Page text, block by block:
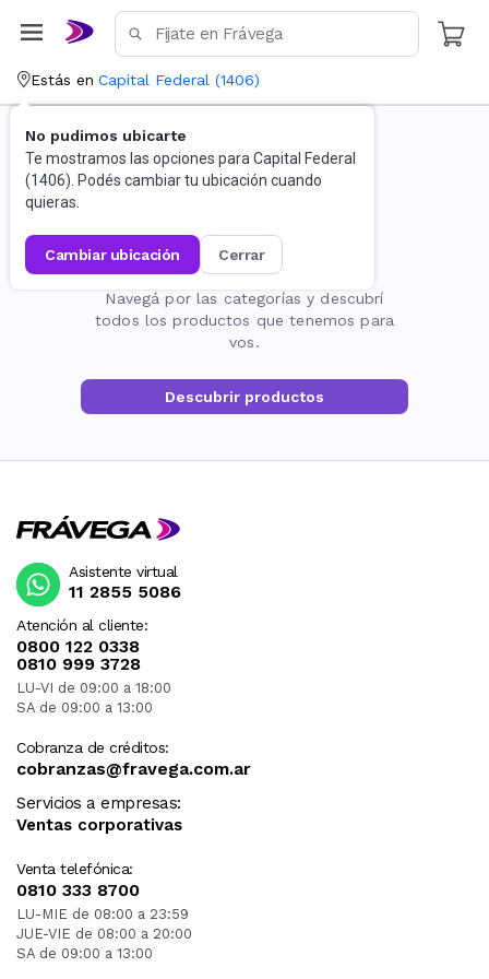
Estás en Capital Federal (1406)
No pudimos ubicarte
Te mostramos las opciones para Capital Federal
(1406). Podés cambiar tu ubicación cuando
quieras.
cambiar ubicación cerrar
La página no existe
Navegá por las categorías y descubrí
todos los productos que tenemos para
vos.
Descubrir productos
Atención al cliente:
0800 122 0338
0810 999 3728
LU-VI de 09:00 a 18:00
SA de 09:00 a 13:00
Cobranza de créditos:
cobranzas@fravega.com.ar
Servicios a empresas:
Ventas corporativas
Venta telefónica:
0810 333 8700
LU-MIE de 08:00 a 23:59
JUE-VIE de 08:00 a 20:00
SA de 09:00 a 13:00
Asistente virtual
11 2855 5086